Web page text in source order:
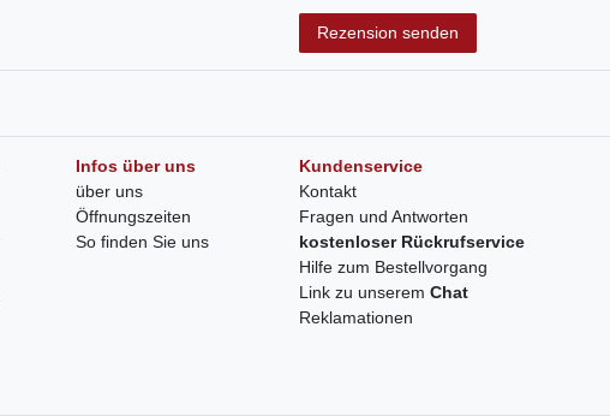
Rezension senden
Infos über uns
über uns
Öffnungszeiten
So finden Sie uns
Kundenservice
Kontakt
Fragen und Antworten
kostenloser Rückrufservice
Hilfe zum Bestellvorgang
Link zu unserem Chat
Reklamationen